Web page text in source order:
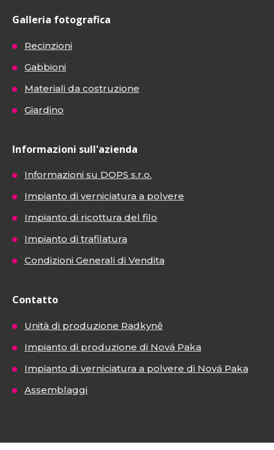
Galleria fotografica
Recinzioni
Gabbioni
Materiali da costruzione
Giardino
Informazioni sull'azienda
Informazioni su DOPS s.r.o.
Impianto di verniciatura a polvere
Impianto di ricottura del filo
Impianto di trafilatura
Condizioni Generali di Vendita
Contatto
Unità di produzione Radkyně
Impianto di produzione di Nová Paka
Impianto di verniciatura a polvere di Nová Paka
Assemblaggi